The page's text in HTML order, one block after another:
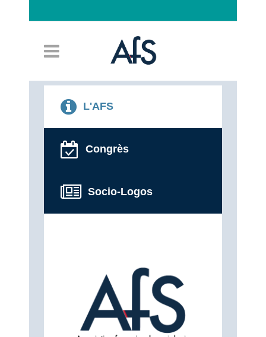
L'AFS
Congrès
Socio-Logos